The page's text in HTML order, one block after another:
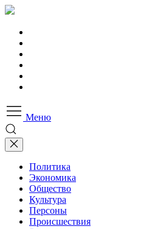
Меню
Политика
Экономика
Общество
Культура
Персоны
Происшествия